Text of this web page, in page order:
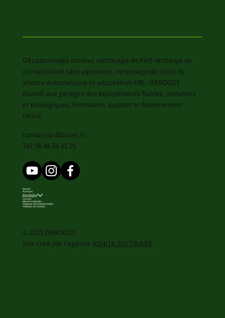
Décalaminage moteur, nettoyage de FAP, recharge de
climatisation sans agrément, nettoyage de boite de
vitesse automatique et adaptation E85 : DKBOOST
fournit aux garages des équipements fiables, rentables
et écologiques. Formation, support et financement
inclus.
contact@dkboost.fr
Tel: 06 86 56 61 91
Accueil
A propos
Nos solutions
Financement
Contact
Mentions légales
Politique de confidentialité
Politique de cookies
© 2025 DKBOOST.
Site créé par l'agence ASHITA SOFTWARE